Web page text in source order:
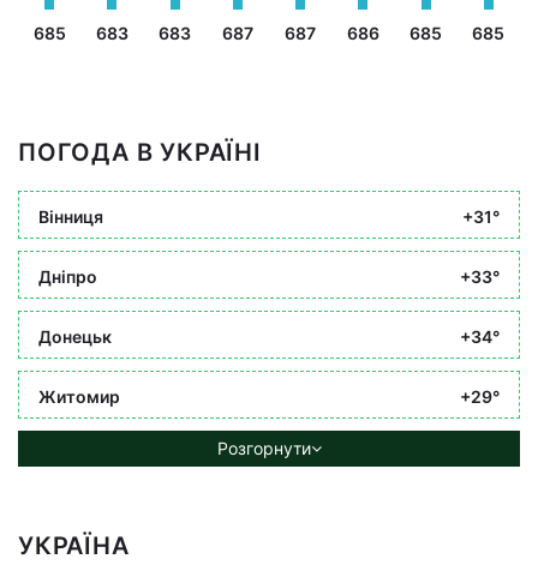
685 683 683 687 687 686 685 685
ПОГОДА В УКРАЇНІ
Вінниця +31°
Дніпро +33°
Донецьк +34°
Житомир +29°
Розгорнути
УКРАЇНА